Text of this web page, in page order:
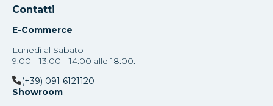
Contatti
E-Commerce
Lunedì al Sabato
9:00 - 13:00 | 14:00 alle 18:00.
(+39) 091 6121120
Showroom